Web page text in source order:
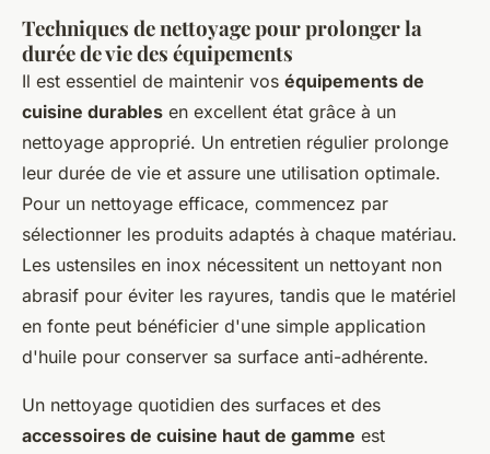
Techniques de nettoyage pour prolonger la
durée de vie des équipements
Il est essentiel de maintenir vos équipements de
cuisine durables en excellent état grâce à un
nettoyage approprié. Un entretien régulier prolonge
leur durée de vie et assure une utilisation optimale.
Pour un nettoyage efficace, commencez par
sélectionner les produits adaptés à chaque matériau.
Les ustensiles en inox nécessitent un nettoyant non
abrasif pour éviter les rayures, tandis que le matériel
en fonte peut bénéficier d'une simple application
d'huile pour conserver sa surface anti-adhérente.
Un nettoyage quotidien des surfaces et des
accessoires de cuisine haut de gamme est